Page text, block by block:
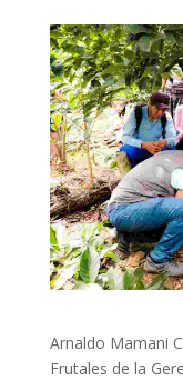
Arnaldo Mamani
Frutales de la